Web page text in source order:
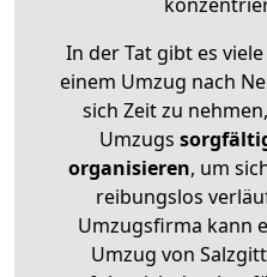
In der Tat gibt es
einem Umzug nach
sich Zeit zu
Umzugs
organisieren, um
reibungslos
Umzugsfirma kann
Umzug von